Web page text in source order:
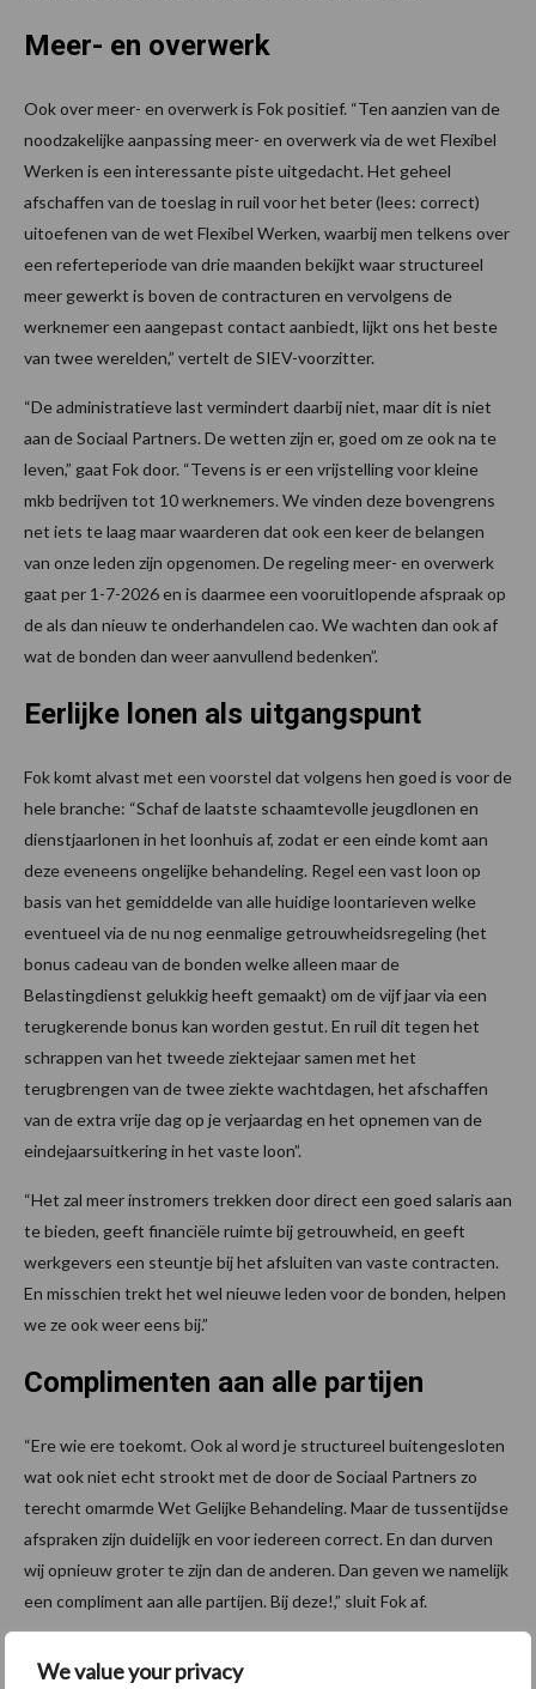
We value your privacy
Meer- en overwerk
Ook over meer- en overwerk is Fok positief. “Ten aanzien van de
noodzakelijke aanpassing meer- en overwerk via de wet Flexibel
Werken is een interessante piste uitgedacht. Het geheel
afschaffen van de toeslag in ruil voor het beter (lees: correct)
uitoefenen van de wet Flexibel Werken, waarbij men telkens over
een referteperiode van drie maanden bekijkt waar structureel
meer gewerkt is boven de contracturen en vervolgens de
werknemer een aangepast contact aanbiedt, lijkt ons het beste
van twee werelden,” vertelt de SIEV-voorzitter.
“De administratieve last vermindert daarbij niet, maar dit is niet
aan de Sociaal Partners. De wetten zijn er, goed om ze ook na te
leven,” gaat Fok door. “Tevens is er een vrijstelling voor kleine
mkb bedrijven tot 10 werknemers. We vinden deze bovengrens
net iets te laag maar waarderen dat ook een keer de belangen
van onze leden zijn opgenomen. De regeling meer- en overwerk
gaat per 1-7-2026 en is daarmee een vooruitlopende afspraak op
de als dan nieuw te onderhandelen cao. We wachten dan ook af
wat de bonden dan weer aanvullend bedenken”.
Eerlijke lonen als uitgangspunt
Fok komt alvast met een voorstel dat volgens hen goed is voor de
hele branche: “Schaf de laatste schaamtevolle jeugdlonen en
dienstjaarlonen in het loonhuis af, zodat er een einde komt aan
deze eveneens ongelijke behandeling. Regel een vast loon op
basis van het gemiddelde van alle huidige loontarieven welke
eventueel via de nu nog eenmalige getrouwheidsregeling (het
bonus cadeau van de bonden welke alleen maar de
Belastingdienst gelukkig heeft gemaakt) om de vijf jaar via een
terugkerende bonus kan worden gestut. En ruil dit tegen het
schrappen van het tweede ziektejaar samen met het
terugbrengen van de twee ziekte wachtdagen, het afschaffen
van de extra vrije dag op je verjaardag en het opnemen van de
eindejaarsuitkering in het vaste loon”.
“Het zal meer instromers trekken door direct een goed salaris aan
te bieden, geeft financiële ruimte bij getrouwheid, en geeft
werkgevers een steuntje bij het afsluiten van vaste contracten.
En misschien trekt het wel nieuwe leden voor de bonden, helpen
we ze ook weer eens bij.”
Complimenten aan alle partijen
“Ere wie ere toekomt. Ook al word je structureel buitengesloten
wat ook niet echt strookt met de door de Sociaal Partners zo
terecht omarmde Wet Gelijke Behandeling. Maar de tussentijdse
afspraken zijn duidelijk en voor iedereen correct. En dan durven
wij opnieuw groter te zijn dan de anderen. Dan geven we namelijk
een compliment aan alle partijen. Bij deze!,” sluit Fok af.
Meer nieuws?